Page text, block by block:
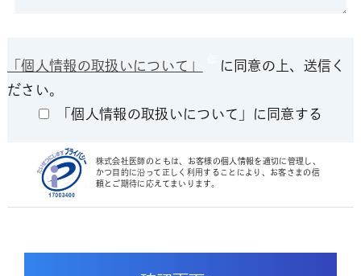
「個人情報の取扱いについて」
に同意の上、送信く
ださい。
「個人情報の取扱いについて」に同意する
株式会社医師のともは、お客様の個人情報を適切に管理し、
かつ目的に沿って正しく利用することにより、お客さまの信
頼とご期待に応えてまいります。